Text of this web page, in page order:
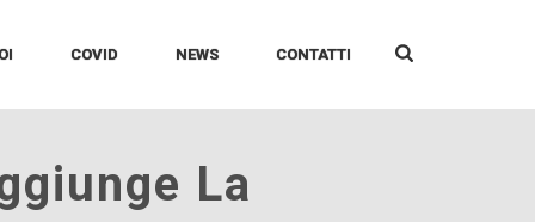
COVID NEWS CONTATTI
La